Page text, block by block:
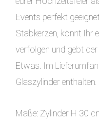
Events perfekt
Stabkerzen, könnt Ihr
verfolgen und gebt
Etwas. Im
Glaszylinder enthalten.
Maße: